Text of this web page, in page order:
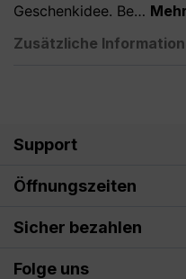
Geschenkidee. Be… Mehr
Zusätzliche
Support
Öffnungszeiten
Sicher bezahlen
Folge uns